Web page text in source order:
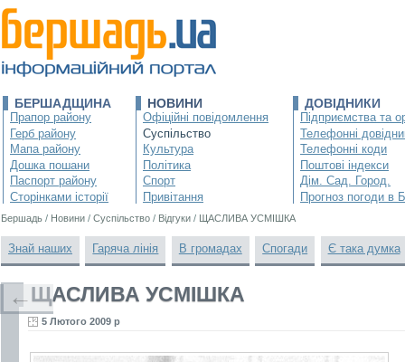
БЕРШАДЩИНА
Прапор району
Герб району
Мапа району
Дошка пошани
Паспорт району
Сторінками історії
НОВИНИ
Офіційні повідомлення
Суспільство
Культура
Політика
Спорт
Привітання
ДОВІДНИКИ
Підприємства та
Телефонні
Телефонні коди
Поштові індекси
Дім. Сад. Город.
Прогноз погоди в
Бершадь / Новини / Суспільство / Відгуки / ЩАСЛИВА УСМІШКА
Знай наших Гаряча лінія В громадах Спогади Є така думка
ЩАСЛИВА УСМІШКА
5 Лютого 2009 р
←